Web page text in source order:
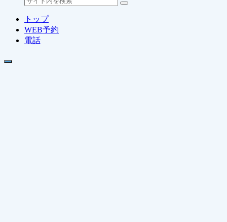
トップ
WEB予約
電話